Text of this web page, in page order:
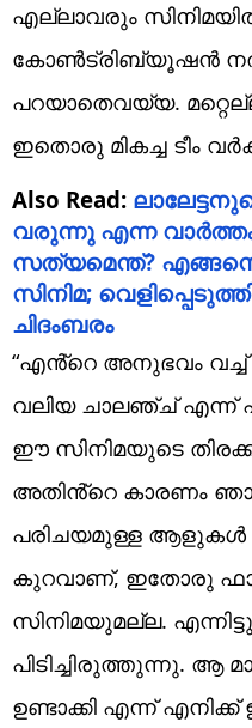
എല്ലാവരും സിനിമയിൽ
കോൺട്രിബ്യൂഷൻ
പറയാതെവയ്യ.
ഇതൊരു മികച്ച ടീം
Also Read:
വരുന്നു എന്ന
സത്യമെന്ത്?
സിനിമ;
ചിദംബരം
“എൻ്റെ അനുഭവം വച്ച്
വലിയ ചാലഞ്ച് എന്ന്
ഈ സിനിമയുടെ
അതിൻ്റെ കാരണം
പരിചയമുള്ള ആളുകൾ
കുറവാണ്, ഇതോരു
സിനിമയുമല്ല.
പിടിച്ചിരുത്തുന്നു. ആ
ഉണ്ടാക്കി എന്ന് എനിക്ക്